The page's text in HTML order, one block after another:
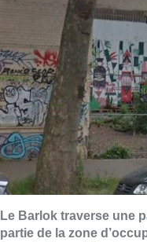
Le Barlok traverse une
partie de la zone